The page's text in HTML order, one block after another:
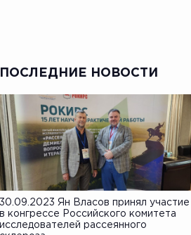
ПОСЛЕДНИЕ НОВОСТИ
30.09.2023 Ян Власов принял участие
в конгрессе Российского комитета
исследователей рассеянного